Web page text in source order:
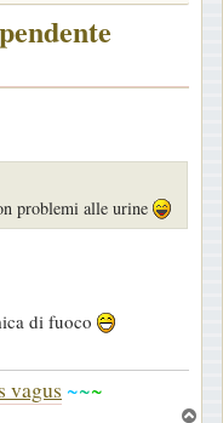
problemi alle urine
di fuoco
vagus ~~~